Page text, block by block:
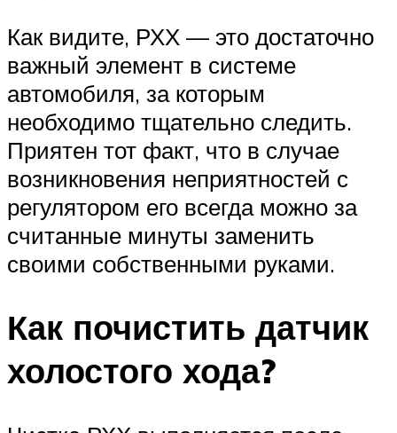
Как видите, РХХ — это достаточно
важный элемент в системе
автомобиля, за которым
необходимо тщательно следить.
Приятен тот факт, что в случае
возникновения неприятностей с
регулятором его всегда можно за
считанные минуты заменить
своими собственными руками.
Как почистить датчик
холостого хода?